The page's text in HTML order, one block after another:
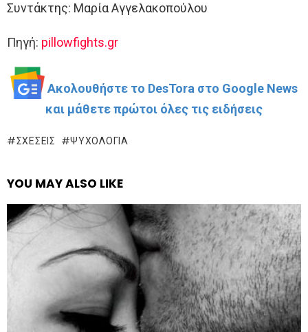
Συντάκτης: Μαρία Αγγελακοπούλου
Πηγή: pillowfights.gr
Ακολουθήστε το DesTora στο Google News
και μάθετε πρώτοι όλες τις ειδήσεις
ΣΧΈΣΕΙΣ ΨΥΧΟΛΟΓΊΑ
YOU MAY ALSO LIKE